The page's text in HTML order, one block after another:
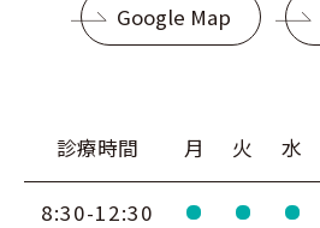
Google Map
診療時間 月 火 水
8:30-12:30